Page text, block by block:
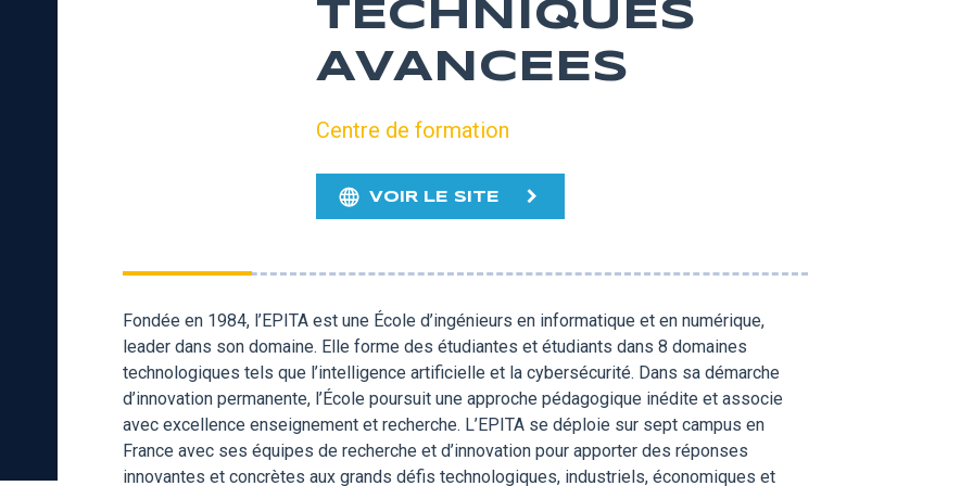
TECHNIQUES
AVANCEES
Centre de formation
VOIR LE SITE
Fondée en 1984, l’EPITA est une École d’ingénieurs en informatique et en numérique,
leader dans son domaine. Elle forme des étudiantes et étudiants dans 8 domaines
technologiques tels que l’intelligence artificielle et la cybersécurité. Dans sa démarche
d’innovation permanente, l’École poursuit une approche pédagogique inédite et associe
avec excellence enseignement et recherche. L’EPITA se déploie sur sept campus en
France avec ses équipes de recherche et d’innovation pour apporter des réponses
innovantes et concrètes aux grands défis technologiques, industriels, économiques et